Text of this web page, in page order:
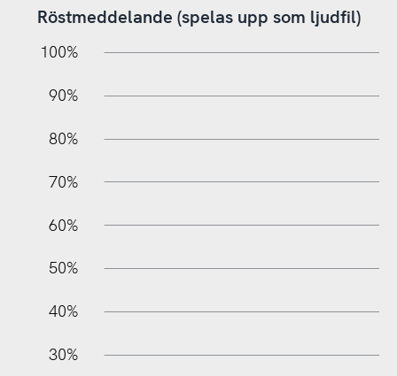
Röstmeddelande (spelas upp som ljudfil)
10%
100%
90%
80%
70%
60%
50%
40%
30%